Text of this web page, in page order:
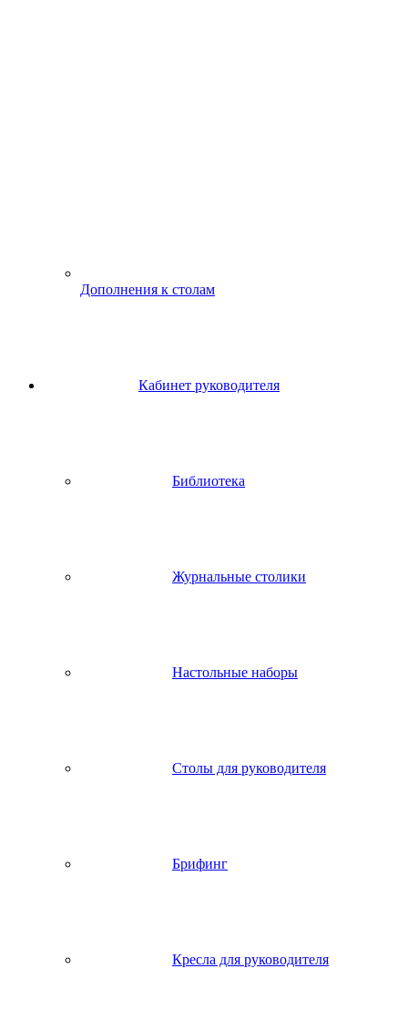
Дополнения к столам
Кабинет руководителя
Библиотека
Журнальные столики
Настольные наборы
Столы для руководителя
Брифинг
Кресла для руководителя